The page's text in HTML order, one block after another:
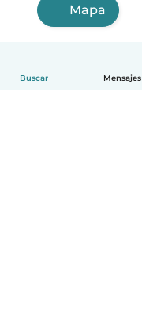
Buscar Mensajes
Mapa